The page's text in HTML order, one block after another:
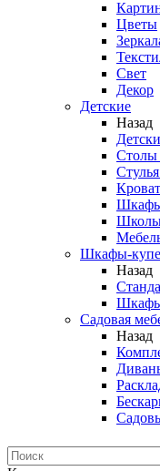
Цветы
Свет
Декор
Детские
Назад
Столы
Шкафы
Шкафы-купе
Назад
Садовая
Назад